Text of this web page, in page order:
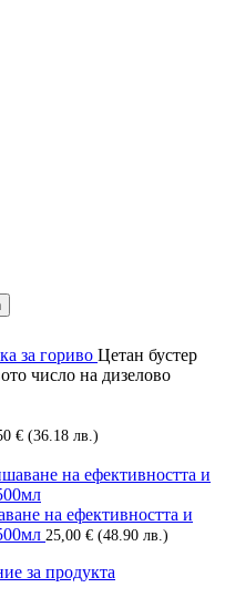
за гориво Цетан бустер
число на дизелово
€ (36.18 лв.)
на ефективността и
25,00 € (48.90 лв.)